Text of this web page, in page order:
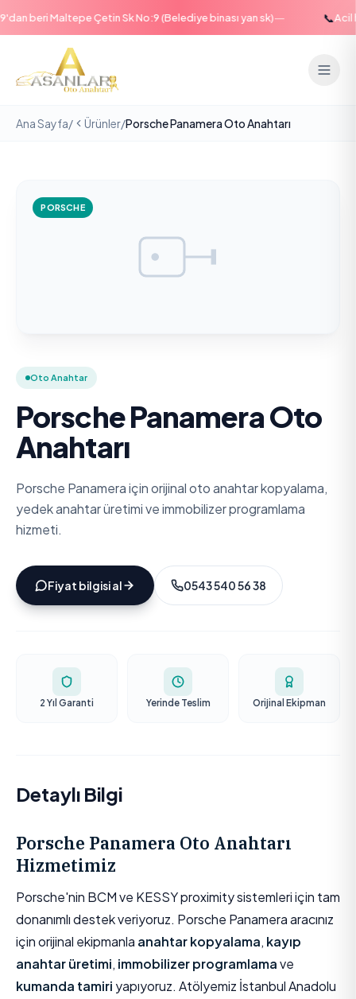
beri Maltepe Çetin Sk No:9 (Belediye binası yan sk)— Acil
Ana Sayfa/ Ürünler/Porsche Panamera Oto Anahtarı
PORSCHE
Oto Anahtar
Porsche Panamera Oto
Anahtarı
Porsche Panamera için orijinal oto anahtar kopyalama,
yedek anahtar üretimi ve immobilizer programlama
hizmeti.
Fiyat bilgisi al 0543 540 56 38
2 Yıl Garanti Yerinde Teslim Orijinal Ekipman
Detaylı Bilgi
Porsche Panamera Oto Anahtarı
Hizmetimiz
Porsche'nin BCM ve KESSY proximity sistemleri için tam
donanımlı destek veriyoruz. Porsche Panamera aracınız
için orijinal ekipmanla anahtar kopyalama, kayıp
anahtar üretimi, immobilizer programlamave
kumanda tamiri yapıyoruz. Atölyemiz İstanbul Anadolu